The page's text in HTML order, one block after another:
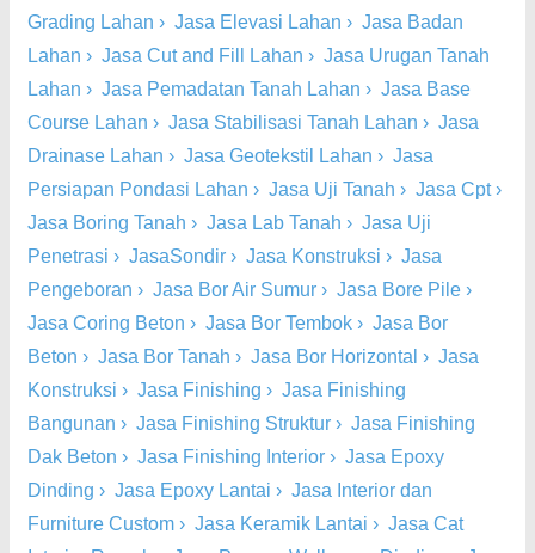
Grading Lahan › Jasa Elevasi Lahan › Jasa Badan
Lahan › Jasa Cut and Fill Lahan › Jasa Urugan Tanah
Lahan › Jasa Pemadatan Tanah Lahan › Jasa Base
Course Lahan › Jasa Stabilisasi Tanah Lahan › Jasa
Drainase Lahan › Jasa Geotekstil Lahan › Jasa
Persiapan Pondasi Lahan › Jasa Uji Tanah › Jasa Cpt›
Jasa Boring Tanah › Jasa Lab Tanah › Jasa Uji
Penetrasi › JasaSondir › Jasa Konstruksi › Jasa
Pengeboran › Jasa Bor Air Sumur › Jasa Bore Pile ›
Jasa Coring Beton › Jasa Bor Tembok › Jasa Bor
Beton › Jasa Bor Tanah › Jasa Bor Horizontal › Jasa
Konstruksi › Jasa Finishing › Jasa Finishing
Bangunan › Jasa Finishing Struktur › Jasa Finishing
Dak Beton › Jasa Finishing Interior › Jasa Epoxy
Dinding › Jasa Epoxy Lantai › Jasa Interior dan
Furniture Custom › Jasa Keramik Lantai › Jasa Cat